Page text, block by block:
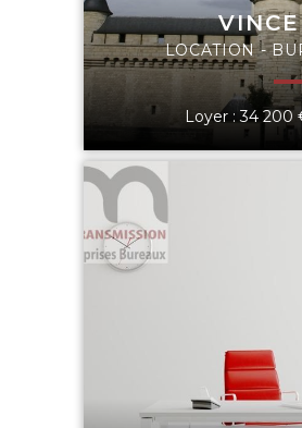
LOCATION -
Loyer : 34 200